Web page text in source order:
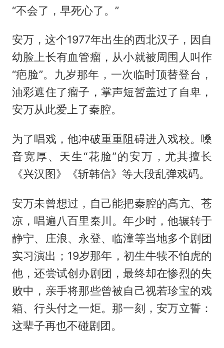
“不会了，早死心了。”
安万，这个1977年出生的西北汉子，因自
幼脸上长有血管瘤，从小就被周围人叫作
“疤脸”。九岁那年，一次临时顶替登台，
油彩遮住了瘤子，掌声短暂盖过了自卑，
安万从此爱上了秦腔。
为了唱戏，他冲破重重阻碍进入戏校。嗓
音宽厚、天生“花脸”的安万，尤其擅长
《兴汉图》《斩韩信》等大段乱弹戏码。
安万未曾想过，自己能把秦腔的高亢、苍
凉，唱遍八百里秦川。年少时，他辗转于
静宁、庄浪、永登、临潼等当地多个剧团
实习演出；19岁那年，初生牛犊不怕虎的
他，还尝试创办剧团，最终却在惨烈的失
败中，亲手将那些曾被自己视若珍宝的戏
箱、行头付之一炬。那一刻，安万立誓：
这辈子再也不碰剧团。